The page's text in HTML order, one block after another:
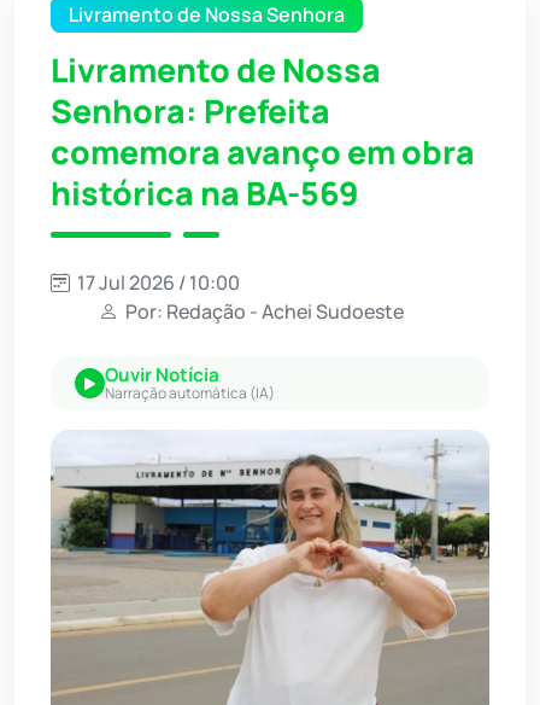
Livramento de Nossa Senhora
Livramento de Nossa
Senhora: Prefeita
comemora avanço em obra
histórica na BA-569
17 Jul 2026 / 10:00
Por: Redação - Achei Sudoeste
Ouvir Notícia
Narração automática (IA)